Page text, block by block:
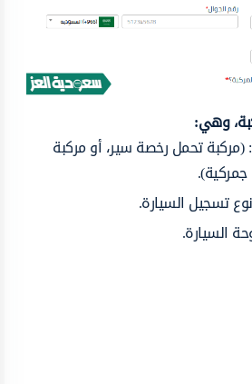
وهي:
(مركبة تحمل رخصة سير، أو مركبة
تسجيل السيارة.
السيارة.